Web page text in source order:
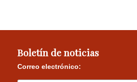
Boletín de noticias
Correo electrónico: